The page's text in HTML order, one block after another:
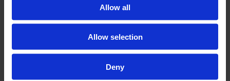
Allow all
Allow selection
Deny
We pride ourselves on offering an excellent user experience
for our customers and clients when partaking in a part-time or